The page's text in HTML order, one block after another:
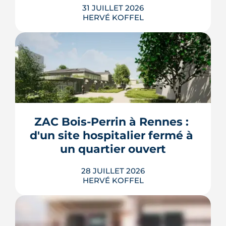
31 JUILLET 2026
HERVÉ KOFFEL
Construire, agrandir ou surélever à
Rennes Métropole ne s'improvise pas :
entre seuils de surface, PLUi des 43
communes et secteurs patrimoniaux, le
premier coup de crayon. Ce guide
passe en revue les cas où le permis
s'impose, le dépôt en ligne et les délai...
LIRE L'ARTICLE
ZAC Bois-Perrin à Rennes :
d'un site hospitalier fermé à
un quartier ouvert
28 JUILLET 2026
HERVÉ KOFFEL